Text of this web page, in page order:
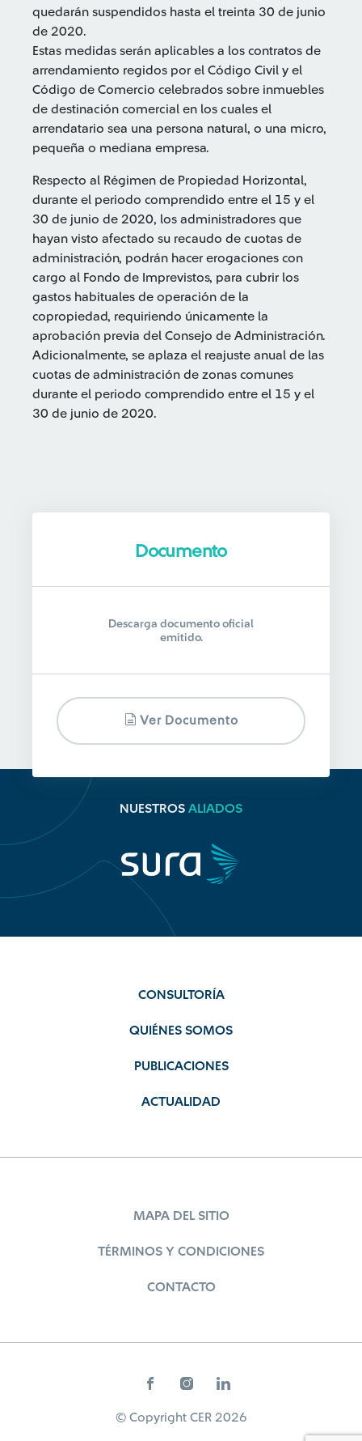
quedarán suspendidos hasta el treinta 30 de junio
de 2020.
Estas medidas serán aplicables a los contratos de
arrendamiento regidos por el Código Civil y el
Código de Comercio celebrados sobre inmuebles
de destinación comercial en los cuales el
arrendatario sea una persona natural, o una micro,
pequeña o mediana empresa.
Respecto al Régimen de Propiedad Horizontal,
durante el periodo comprendido entre el 15 y el
30 de junio de 2020, los administradores que
hayan visto afectado su recaudo de cuotas de
administración, podrán hacer erogaciones con
cargo al Fondo de Imprevistos, para cubrir los
gastos habituales de operación de la
copropiedad, requiriendo únicamente la
aprobación previa del Consejo de Administración.
Adicionalmente, se aplaza el reajuste anual de las
cuotas de administración de zonas comunes
durante el periodo comprendido entre el 15 y el
30 de junio de 2020.
Documento
Descarga documento oficial
emitido.
Ver Documento
NUESTROS ALIADOS
CONSULTORÍA
QUIÉNES SOMOS
PUBLICACIONES
ACTUALIDAD
MAPA DEL SITIO
TÉRMINOS Y CONDICIONES
CONTACTO
© Copyright CER 2026